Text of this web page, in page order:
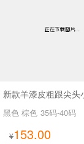
黑色 棕色 35码-40码
¥153.00